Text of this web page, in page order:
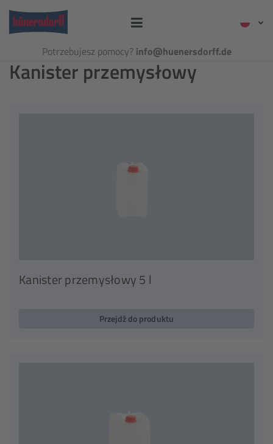
Potrzebujesz pomocy? info@huenersdorff.de
Kanister przemysłowy
Kanister przemysłowy 5 l
Przejdź do produktu